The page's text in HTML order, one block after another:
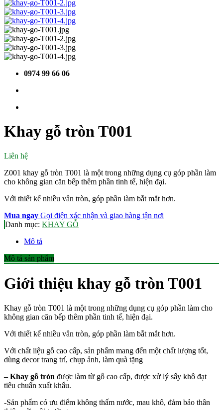
0974 99 66 06
Khay gỗ tròn T001
Liên hệ
Z001 khay gỗ tròn T001 là một trong những dụng cụ góp phần làm
cho không gian căn bếp thêm phần tinh tế, hiện đại.
Với thiết kế nhiều vân tròn, góp phần làm bắt mắt hơn.
Mua ngay Gọi điện xác nhận và giao hàng tận nơi
Danh mục: KHAY GỖ
Mô tả
Mô tả sản phẩm
Giới thiệu khay gỗ tròn T001
Khay gỗ tròn T001 là một trong những dụng cụ góp phần làm cho
không gian căn bếp thêm phần tinh tế, hiện đại.
Với thiết kế nhiều vân tròn, góp phần làm bắt mắt hơn.
Với chất liệu gỗ cao cấp, sản phẩm mang đến một chất lượng tốt,
dùng decor trang trí, chụp ảnh, làm quà tặng
– Khay gỗ tròn được làm từ gỗ cao cấp, được xử lý sấy khô đạt
tiêu chuẩn xuất khẩu.
-Sản phẩm có ưu điểm không thấm nước, mau khô, đảm bảo thân